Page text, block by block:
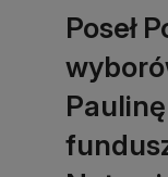
Poseł